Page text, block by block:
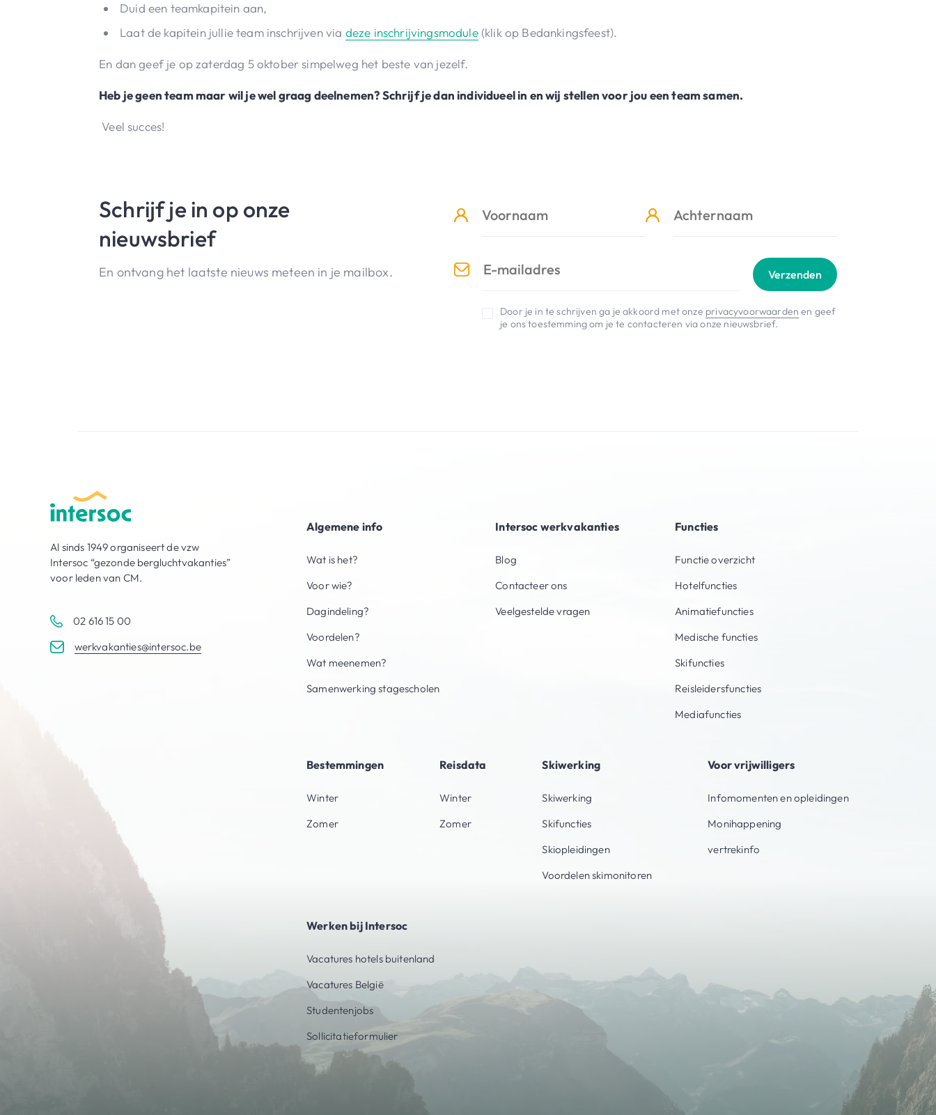
Duid een teamkapitein aan,
Laat de kapitein jullie team inschrijven via deze inschrijvingsmodule(klik op Bedankingsfeest).
En dan geef je op zaterdag 5 oktober simpelweg het beste van jezelf.
Heb je geen team maar wil je wel graag deelnemen? Schrijf je dan individueel in en wij stellen voor jou een team samen.
Veel succes!
Schrijf je in op onze
nieuwsbrief
En ontvang het laatste nieuws meteen in je mailbox. Verzenden
Door je in te schrijven ga je akkoord met onze privacyvoorwaarden en geef
je ons toestemming om je te contacteren via onze nieuwsbrief.
Al sinds 1949 organiseert de vzw
Intersoc “gezonde bergluchtvakanties”
voor leden van CM.
02 616 15 00
werkvakanties@intersoc.be
Algemene info
Wat is het?
Voor wie?
Dagindeling?
Voordelen?
Wat meenemen?
Samenwerking stagescholen
Intersoc werkvakanties
Blog
Contacteer ons
Veelgestelde vragen
Functies
Functie overzicht
Hotelfuncties
Animatiefuncties
Medische functies
Skifuncties
Reisleidersfuncties
Mediafuncties
Bestemmingen
Winter
Zomer
Reisdata
Winter
Zomer
Skiwerking
Skiwerking
Skifuncties
Skiopleidingen
Voordelen skimonitoren
Voor vrijwilligers
Infomomenten en opleidingen
Monihappening
vertrekinfo
Werken bij Intersoc
Vacatures hotels buitenland
Vacatures België
Studentenjobs
Sollicitatieformulier